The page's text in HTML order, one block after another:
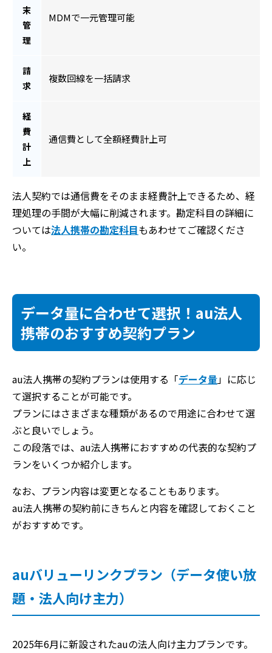
末
管
理
MDMで一元管理可能
請
求
複数回線を一括請求
経
費
計
上
通信費として全額経費計上可
法人契約では通信費をそのまま経費計上できるため、経
理処理の手間が大幅に削減されます。勘定科目の詳細に
ついては法人携帯の勘定科目もあわせてご確認くださ
い。
データ量に合わせて選択！au法人
携帯のおすすめ契約プラン
au法人携帯の契約プランは使用する「データ量」に応じ
て選択することが可能です。
プランにはさまざまな種類があるので用途に合わせて選
ぶと良いでしょう。
この段落では、au法人携帯におすすめの代表的な契約プ
ランをいくつか紹介します。
なお、プラン内容は変更となることもあります。
au法人携帯の契約前にきちんと内容を確認しておくこと
がおすすめです。
auバリューリンクプラン（データ使い放
題・法人向け主力）
2025年6月に新設されたauの法人向け主力プランです。